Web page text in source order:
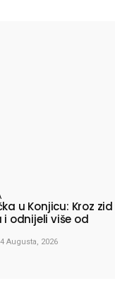
u Konjicu: Kroz zid
odnijeli više od
4 Augusta, 2026